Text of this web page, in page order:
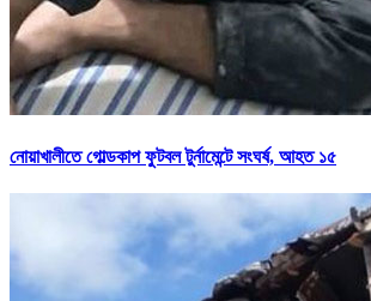
নোয়াখালীতে গোল্ডকাপ ফুটবল টুর্নামেন্টে সংঘর্ষ, আহত ১৫